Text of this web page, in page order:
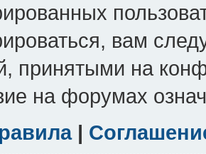
вам
принятыми на
на форумах
|